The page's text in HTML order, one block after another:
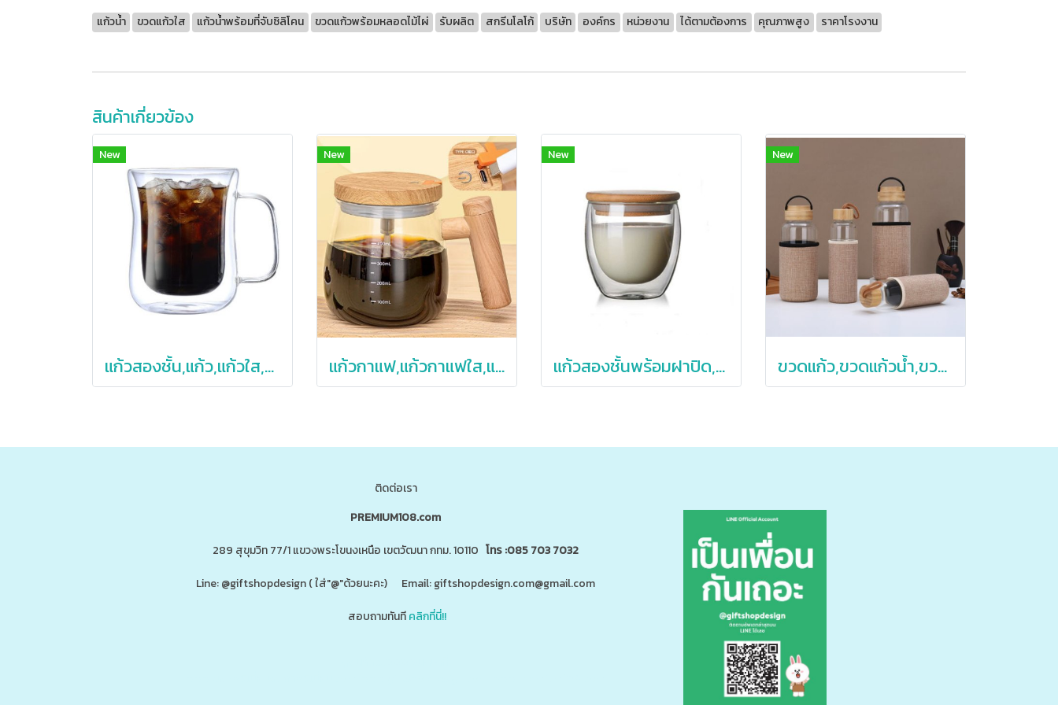
แก้วน้ำ ขวดแก้วใส แก้วน้ำพร้อมที่จับซิลิโคน ขวดแก้วพร้อมหลอดไม้ไผ่ รับผลิต สกรีนโลโก้ บริษัท องค์กร หน่วยงาน ได้ตามต้องการ คุณภาพสูง ราคาโรงงาน
สินค้าเกี่ยวข้อง
New
แก้วสองชั้น,แก้ว,แก้วใส,แก้วกาแฟ,แก้วกาแฟสองชั้น,220ml,360ml
New
แก้วกาแฟ,แก้วกาแฟใส,แก้วกาแฟใสปั่นอัตโนมัติ,แก้วกาแฟใสปั่นได้,400ml
New
แก้วสองชั้นพร้อมฝาปิด,แก้ว,แก้วใส,แก้วกาแฟ,แก้วกาแฟสองชั้น,250ml,350ml,450ml
New
ขวดแก้ว,ขวดแก้วน้ำ,ขวดแก้วน้ำพร้อมที่หุ้ม,500ml,1,000ml
ติดต่อเรา
PREMIUM108.com
289 สุขุมวิท 77/1 แขวงพระโขนงเหนือ เขตวัฒนา กทม. 10110 โทร :085 703 7032
Line: @giftshopdesign ( ใส่"@"ด้วยนะคะ) Email: giftshopdesign.com@gmail.com
สอบถามทันทีคลิกที่นี่!!